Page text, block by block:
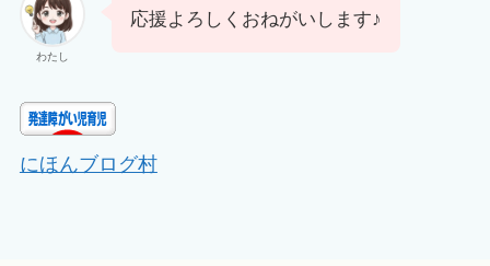
わたし
応援よろしくおねがいします♪
にほんブログ村